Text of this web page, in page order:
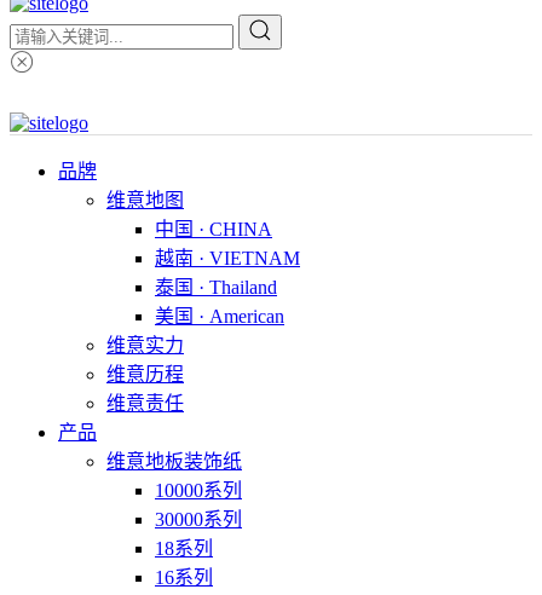
品牌
维意地图
中国 · CHINA
越南 · VIETNAM
泰国 · Thailand
美国 · American
维意实力
维意历程
维意责任
产品
维意地板装饰纸
10000系列
30000系列
18系列
16系列